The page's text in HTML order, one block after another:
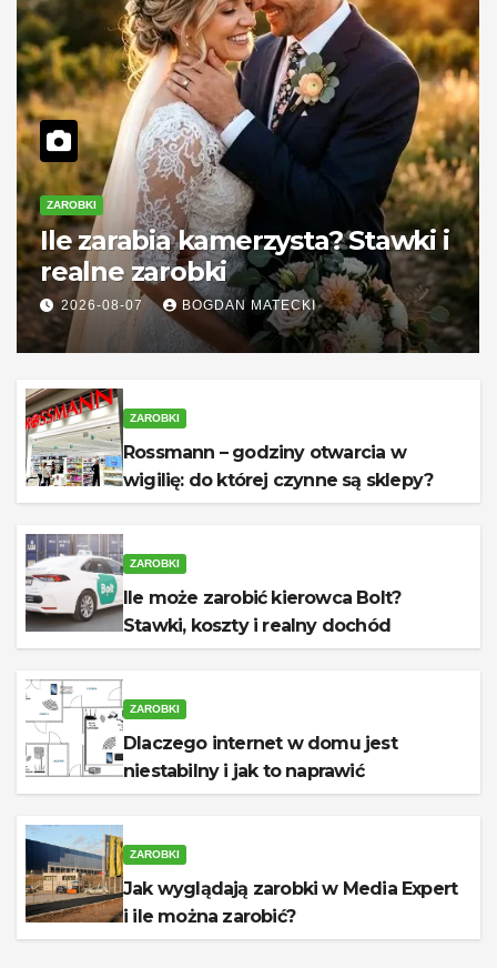
ZAROBKI
Ile zarabia kamerzysta? Stawki i
realne zarobki
2026-08-07 BOGDAN MATECKI
ZAROBKI
Rossmann – godziny otwarcia w
wigilię: do której czynne są sklepy?
ZAROBKI
Ile może zarobić kierowca Bolt?
Stawki, koszty i realny dochód
ZAROBKI
Dlaczego internet w domu jest
niestabilny i jak to naprawić
ZAROBKI
Jak wyglądają zarobki w Media Expert
i ile można zarobić?